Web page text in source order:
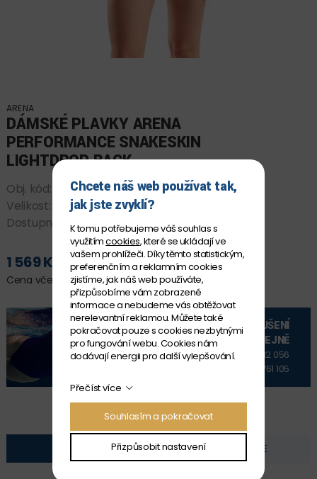
ARENA
DÁMSKÉ PLAVKY ARENA
PERFORMANCE SNAKESKIN
LIGHTDROP BACK
Obj. kód:
010157500 D34
Velikost:
D 34
Dostupnost:SKLADEM
1 569 Kč
Cena včetně DPH
PŘIDAT DO KOŠÍKU
VYZKOUŠENÍ
NA PRODEJNĚ
+420 606 912 056
+420 606 761 105
FOTOGALERIE
Chcete náš web používat tak,
jak jste zvyklí?
K tomu potřebujeme váš souhlas s
využitímcookies, které se ukládají ve
vašem prohlížeči. Díky těmto statistickým,
preferenčním a reklamním cookies
zjistíme, jak náš web používáte,
přizpůsobíme vám zobrazené
informace a nebudeme vás obtěžovat
nerelevantní reklamou. Můžete také
pokračovat pouze s cookies nezbytnými
pro fungování webu. Cookies nám
dodávají energii pro další vylepšování.
Přečíst více
Souhlasím a pokračovat
Přizpůsobit nastavení